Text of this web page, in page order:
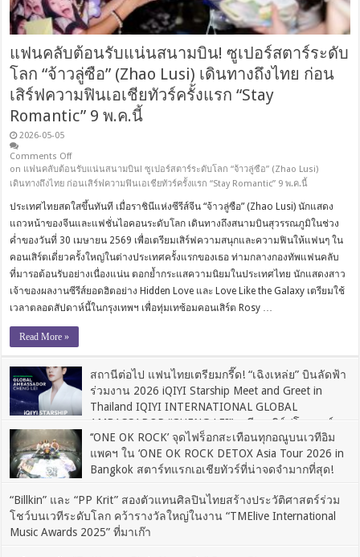
แฟนคลับต้อนรับแน่นสนามบิน! ซูเปอร์สตาร์ระดับ
โลก “จ้าวลู่ซือ” (Zhao Lusi) เดินทางถึงไทย ก่อน
เสิร์ฟความฟินเอเชียทัวร์ครั้งแรก “Stay
Romantic” 9 พ.ค.นี้
2026-05-05
Comments Off
on แฟนคลับต้อนรับแน่นสนามบิน! ซูเปอร์สตาร์ระดับโลก “จ้าวลู่ซือ” (Zhao Lusi)
เดินทางถึงไทย ก่อนเสิร์ฟความฟินเอเชียทัวร์ครั้งแรก “Stay Romantic” 9 พ.ค.นี้
ประเทศไทยสดใสขึ้นทันที เมื่อราชินีแห่งซีรีส์จีน “จ้าวลู่ซือ” (Zhao Lusi) นักแสดง
แถวหน้าของจีนและแฟชั่นไอคอนระดับโลก เดินทางถึงสนามบินสุวรรณภูมิในช่วง
ค่ำของวันที่ 30 เมษายน 2569 เพื่อเตรียมเสิร์ฟความสนุกและความฟินให้แฟนๆ ใน
คอนเสิร์ตเดี่ยวครั้งใหญ่ในต่างประเทศครั้งแรกของเธอ ท่ามกลางกองทัพแฟนคลับ
ที่มารอต้อนรับอย่างเนื่องแน่น ตอกย้ำกระแสความนิยมในประเทศไทย นักแสดงสาว
เจ้าของผลงานซีรีส์ยอดฮิตอย่าง Hidden Love และ Love Like the Galaxy เตรียมใช้
เวลาตลอดสัปดาห์นี้ในกรุงเทพฯ เพื่อทุ่มเทซ้อมคอนเสิร์ต Rosy …
Read More »
สถานีต่อไป แฟนไทยเตรียมกรี๊ด! “เฉิงเหล่ย” บินลัดฟ้า
ร่วมงาน 2026 iQIYI Starship Meet and Greet in
Thailand IQIYI INTERNATIONAL GLOBAL
AMBASSADOR “CHENG LEI” เตรียมเสิร์ฟโมเมนต์
ใกล้ชิดแฟน 25 เม.ย.นี้
2026-03-30
Comments Off
Meet and Greet in Thailand IQIYI INTERNATIONAL GLOBAL AMBASSADOR “CHENG
LEI” เตรียมเสิร์ฟโมเมนต์ใกล้ชิดแฟน 25 เม.ย.นี้
‘‘ONE OK ROCK’ จุดไฟร็อกสะเทือนทุกอณูบนเวทีอิม
แพคฯ ใน ‘ONE OK ROCK DETOX Asia Tour 2026 in
Bangkok สตาร์ทแรกเอเชียทัวร์ที่น่าจดจำมากที่สุด!
Comments Off
on ‘‘ONE OK ROCK’ จุดไฟร็อกสะเทือนทุกอณูบนเวทีอิมแพคฯ ใน ‘ONE OK ROCK DETOX
Asia Tour 2026 in Bangkok สตาร์ทแรกเอเชียทัวร์ที่น่าจดจำมากที่สุด!
“Billkin” และ “PP Krit” สองตัวแทนศิลปินไทยสร้างประวัติศาสตร์ร่วม
โชว์บนเวทีระดับโลก คว้ารางวัลใหญ่ในงาน “TMElive International
Music Awards 2025” ที่มาเก๊า